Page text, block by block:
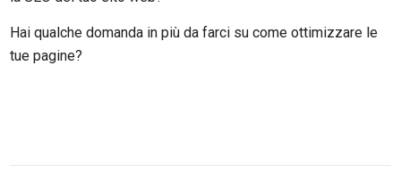
Hai qualche domanda in più da farci su come ottimizzare le
tue pagine?